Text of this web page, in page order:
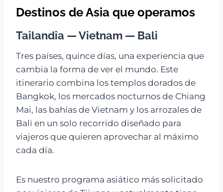
Destinos de Asia que operamos
Tailandia — Vietnam — Bali
Tres países, quince días, una experiencia que
cambia la forma de ver el mundo. Este
itinerario combina los templos dorados de
Bangkok, los mercados nocturnos de Chiang
Mai, las bahías de Vietnam y los arrozales de
Bali en un solo recorrido diseñado para
viajeros que quieren aprovechar al máximo
cada día.
Es nuestro programa asiático más solicitado